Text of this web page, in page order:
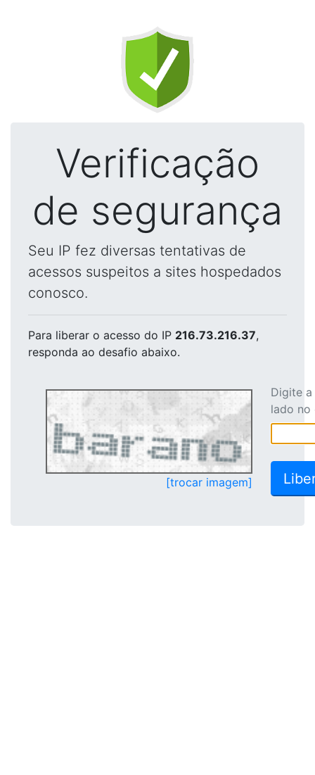
Verificação
de segurança
Seu IP fez diversas tentativas de
acessos suspeitos a sites hospedados
conosco.
Para liberar o acesso do IP 216.73.216.37,
responda ao desafio abaixo.
[trocar imagem]
Digite
lado no